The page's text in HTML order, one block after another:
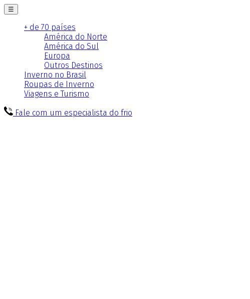
☰
+ de 70 países
América do Norte
América do Sul
Europa
Outros Destinos
Inverno no Brasil
Roupas de Inverno
Viagens e Turismo
Fale com um especialista do frio